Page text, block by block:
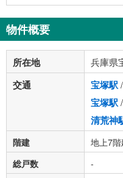
物件概要
所在地 兵庫県
交通 宝塚駅
宝塚駅
清荒神
階建
地上7階
総戸数
-